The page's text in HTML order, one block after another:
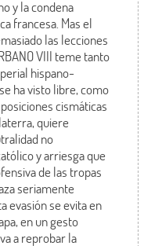
y la condena
francesa. Mas el
las lecciones
VIII teme tanto
hispano-
ha visto libre, como
cismáticas
quiere
no
y arriesga que
de las tropas
seriamente
evasión se evita en
en un gesto
a reprobar la